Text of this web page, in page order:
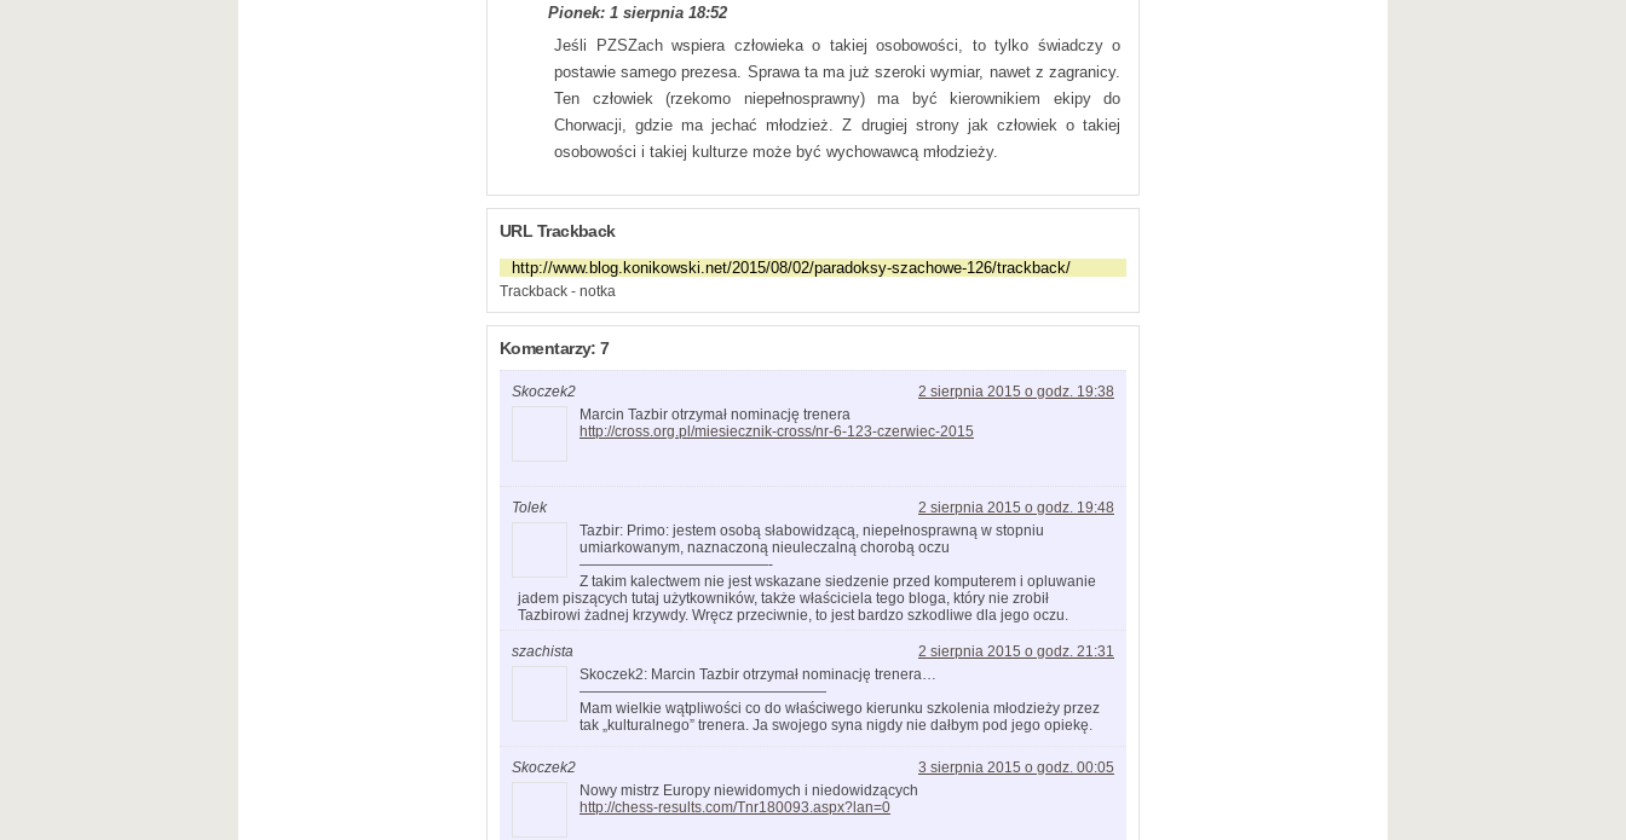
Pionek: 1 sierpnia 18:52
Jeśli PZSZach wspiera człowieka o takiej osobowości, to tylko świadczy o
postawie samego prezesa. Sprawa ta ma już szeroki wymiar, nawet z zagranicy.
Ten człowiek (rzekomo niepełnosprawny) ma być kierownikiem ekipy do
Chorwacji, gdzie ma jechać młodzież. Z drugiej strony jak człowiek o takiej
osobowości i takiej kulturze może być wychowawcą młodzieży.
URL Trackback
Trackback - notka
Komentarzy: 7
Skoczek2
2 sierpnia 2015 o godz. 19:38
Marcin Tazbir otrzymał nominację trenera
http://cross.org.pl/miesiecznik-cross/nr-6-123-czerwiec-2015
Tolek
2 sierpnia 2015 o godz. 19:48
Tazbir: Primo: jestem osobą słabowidzącą, niepełnosprawną w stopniu
umiarkowanym, naznaczoną nieuleczalną chorobą oczu
—————————————-
Z takim kalectwem nie jest wskazane siedzenie przed komputerem i opluwanie
jadem piszących tutaj użytkowników, także właściciela tego bloga, który nie zrobił
Tazbirowi żadnej krzywdy. Wręcz przeciwnie, to jest bardzo szkodliwe dla jego oczu.
szachista
2 sierpnia 2015 o godz. 21:31
Skoczek2: Marcin Tazbir otrzymał nominację trenera…
—————————————————
Mam wielkie wątpliwości co do właściwego kierunku szkolenia młodzieży przez
tak „kulturalnego” trenera. Ja swojego syna nigdy nie dałbym pod jego opiekę.
Skoczek2
3 sierpnia 2015 o godz. 00:05
Nowy mistrz Europy niewidomych i niedowidzących
http://chess-results.com/Tnr180093.aspx?lan=0